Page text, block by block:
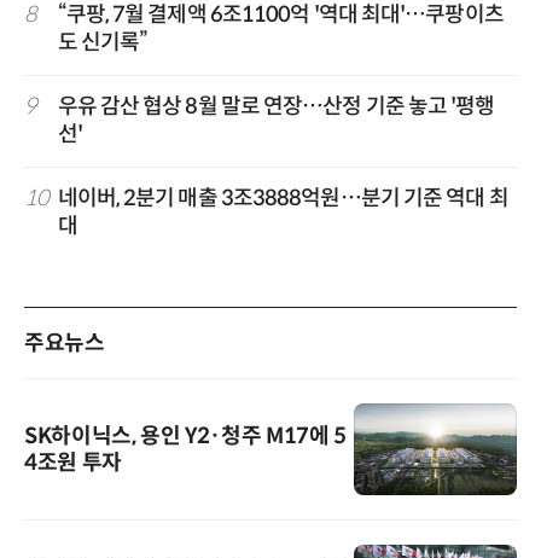
8
“쿠팡, 7월 결제액 6조1100억 '역대 최대'…쿠팡이츠
도 신기록”
9
우유 감산 협상 8월 말로 연장…산정 기준 놓고 '평행
선'
10 네이버, 2분기 매출 3조3888억원…분기 기준 역대 최
대
주요뉴스
SK하이닉스, 용인 Y2·청주 M17에 5
4조원 투자